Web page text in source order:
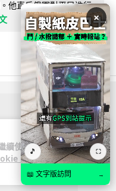
續使用
政
他直斥俄軍對平民進行
×
🎵 ⛶
📖 文字版訪問 →